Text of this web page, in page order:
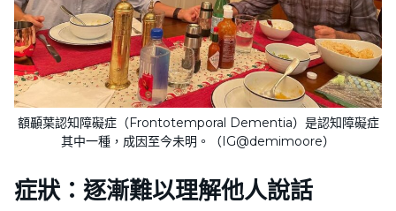
額顳葉認知障礙症（Frontotemporal Dementia）是認知障礙症
其中一種，成因至今未明。（IG@demimoore）
症狀：逐漸難以理解他人說話